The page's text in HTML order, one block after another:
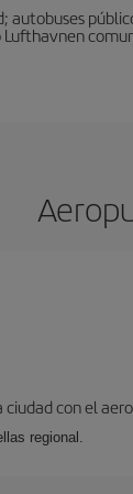
con el
regional.